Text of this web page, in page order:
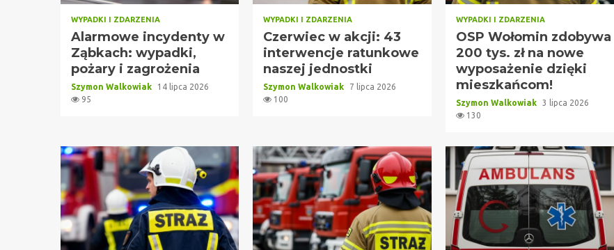
WYPADKI I ZDARZENIA
Alarmowe incydenty w
Ząbkach: wypadki,
pożary i zagrożenia
Szymon Walkowiak
14 lipca 2026
95
WYPADKI I ZDARZENIA
Czerwiec w akcji: 43
interwencje ratunkowe
naszej jednostki
Szymon Walkowiak
7 lipca 2026
100
WYPADKI I ZDARZENIA
OSP Wołomin zdobywa
200 tys. zł na nowe
wyposażenie dzięki
mieszkańcom!
Szymon Walkowiak
3 lipca 2026
130